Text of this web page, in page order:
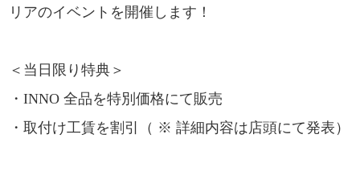
リアのイベントを開催します！
＜当日限り特典＞
・INNO 全品を特別価格にて販売
・取付け工賃を割引（ ※ 詳細内容は店頭にて発表）